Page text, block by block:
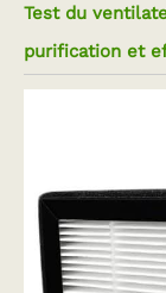
Test du
purification et